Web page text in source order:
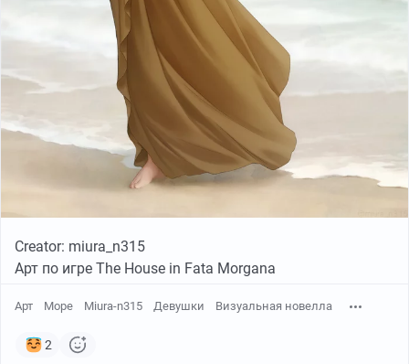
Creator: miura_n315
Арт по игре The House in Fata Morgana
Арт Море Miura-n315 Девушки Визуальная новелла
2